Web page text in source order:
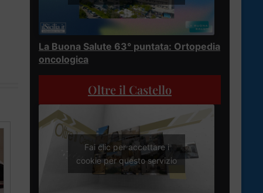
La Buona Salute 63° puntata: Ortopedia
oncologica
Oltre il Castello
Fai clic per accettare i
cookie per questo servizio